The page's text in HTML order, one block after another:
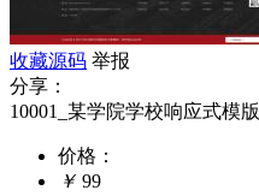
收藏源码 举报
分享：
10001_某学院学校响应式模版
价格：
￥ 99